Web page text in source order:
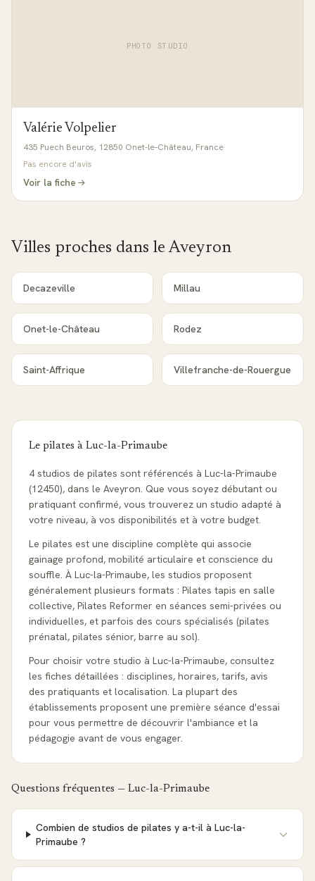
PHOTO STUDIO
Valérie Volpelier
435 Puech Beuros, 12850 Onet-le-Château, France
Pas encore d'avis
Voir la fiche
Villes proches dans leAveyron
Decazeville Millau
Onet-le-Château Rodez
Saint-Affrique Villefranche-de-Rouergue
Le pilates à Luc-la-Primaube
4 studios de pilates sont référencés à Luc-la-Primaube
(12450), dans le Aveyron. Que vous soyez débutant ou
pratiquant confirmé, vous trouverez un studio adapté à
votre niveau, à vos disponibilités et à votre budget.
Le pilates est une discipline complète qui associe
gainage profond, mobilité articulaire et conscience du
souffle. À Luc-la-Primaube, les studios proposent
généralement plusieurs formats : Pilates tapis en salle
collective, Pilates Reformer en séances semi-privées ou
individuelles, et parfois des cours spécialisés (pilates
prénatal, pilates sénior, barre au sol).
Pour choisir votre studio à Luc-la-Primaube, consultez
les fiches détaillées : disciplines, horaires, tarifs, avis
des pratiquants et localisation. La plupart des
établissements proposent une première séance d'essai
pour vous permettre de découvrir l'ambiance et la
pédagogie avant de vous engager.
Questions fréquentes — Luc-la-Primaube
Combien de studios de pilates y a-t-il à Luc-la-
Primaube ?